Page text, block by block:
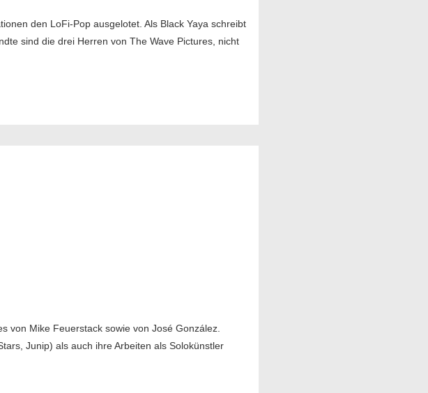
den LoFi-Pop ausgelotet. Als Black Yaya schreibt
sind die drei Herren von The Wave Pictures, nicht
von Mike Feuerstack sowie von José González.
Junip) als auch ihre Arbeiten als Solokünstler